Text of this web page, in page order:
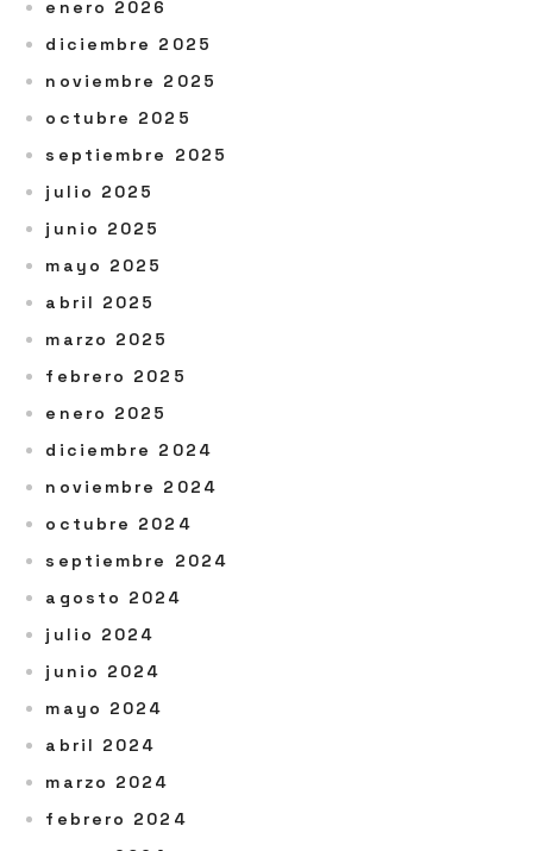
enero 2026
diciembre 2025
noviembre 2025
octubre 2025
septiembre 2025
julio 2025
junio 2025
mayo 2025
abril 2025
marzo 2025
febrero 2025
enero 2025
diciembre 2024
noviembre 2024
octubre 2024
septiembre 2024
agosto 2024
julio 2024
junio 2024
mayo 2024
abril 2024
marzo 2024
febrero 2024